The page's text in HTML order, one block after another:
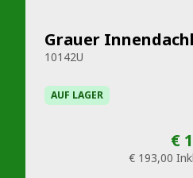
Grauer
10142U
AUF LAGER
€
€ 193,00